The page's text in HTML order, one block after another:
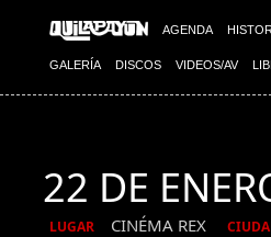
AGENDA
GALERÍA DISCOS VIDEOS/AV
22 DE
LUGAR CINÉMA REX